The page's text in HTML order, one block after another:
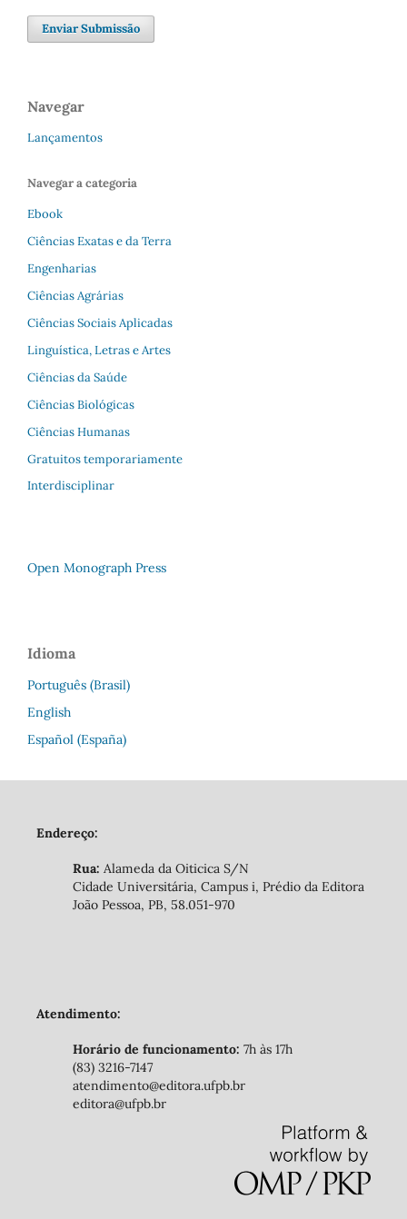
Enviar Submissão
Navegar
Lançamentos
Navegar a categoria
Ebook
Ciências Exatas e da Terra
Engenharias
Ciências Agrárias
Ciências Sociais Aplicadas
Linguística, Letras e Artes
Ciências da Saúde
Ciências Biológicas
Ciências Humanas
Gratuitos temporariamente
Interdisciplinar
Open Monograph Press
Idioma
Português (Brasil)
English
Español (España)
Endereço:
Rua: Alameda da Oiticica S/N
Cidade Universitária, Campus i, Prédio da Editora
João Pessoa, PB, 58.051-970
Atendimento:
Horário de funcionamento: 7h às 17h
(83) 3216-7147
atendimento@editora.ufpb.br
editora@ufpb.br